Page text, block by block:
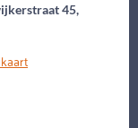
45,